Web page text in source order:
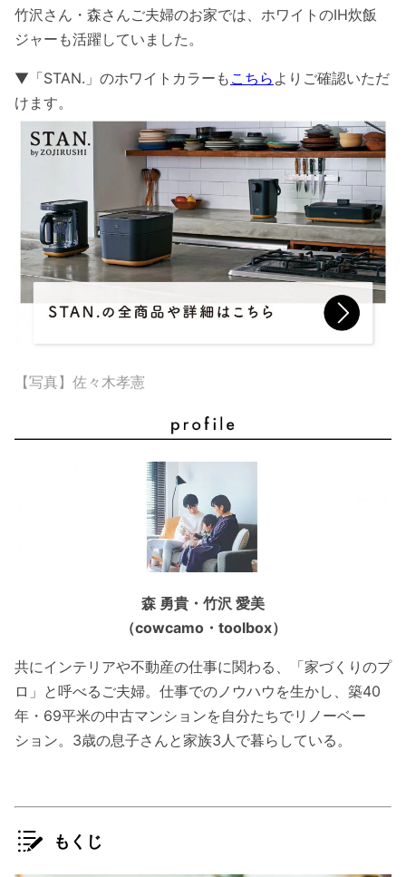
竹沢さん・森さんご夫婦のお家では、ホワイトのIH炊飯
ジャーも活躍していました。
▼「STAN.」のホワイトカラーも こちら よりご確認いただ
けます。
【写真】佐々木孝憲
森 勇貴・竹沢 愛美
（cowcamo・toolbox）
共にインテリアや不動産の仕事に関わる、「家づくりのプ
ロ」と呼べるご夫婦。仕事でのノウハウを生かし、築40
年・69平米の中古マンションを自分たちでリノーベー
ション。3歳の息子さんと家族3人で暮らしている。
もくじ